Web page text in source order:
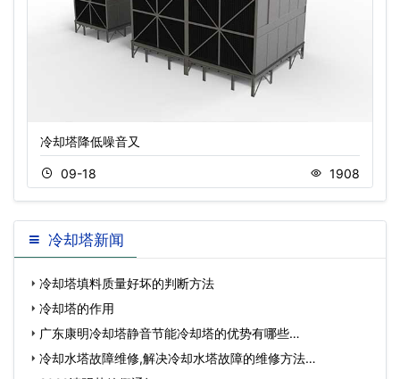
冷却塔降低噪音又
09-18 1908
冷却塔新闻
冷却塔填料质量好坏的判断方法
冷却塔的作用
广东康明冷却塔静音节能冷却塔的优势有哪些…
冷却水塔故障维修,解决冷却水塔故障的维修方法…